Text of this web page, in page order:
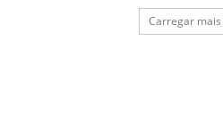
Carregar mais